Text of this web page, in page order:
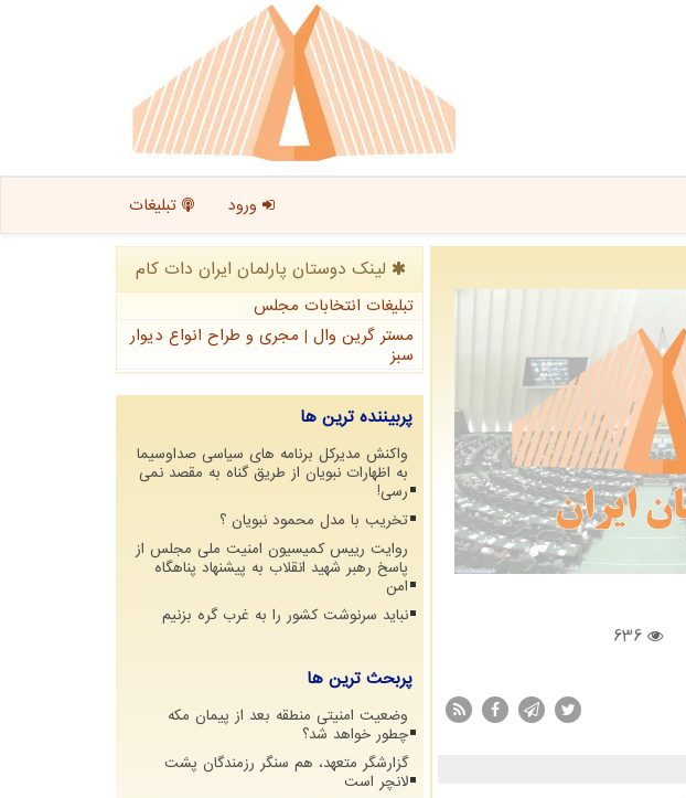
ورود تبلیغات
636
لینک دوستان پارلمان ایران دات كام
تبلیغات انتخابات مجلس
مستر گرین وال | مجری و طراح انواع دیوار
سبز
پربیننده ترین ها
واکنش مدیرکل برنامه های سیاسی صداوسیما
به اظهارات نبویان از طریق گناه به مقصد نمی
رسی!
تخریب با مدل محمود نبویان ؟
روایت رییس کمیسیون امنیت ملی مجلس از
پاسخ رهبر شهید انقلاب به پیشنهاد پناهگاه
امن
نباید سرنوشت کشور را به غرب گره بزنیم
پربحث ترین ها
وضعیت امنیتی منطقه بعد از پیمان مکه
چطور خواهد شد؟
گزارشگر متعهد، هم سنگر رزمندگان پشت
لانچر است